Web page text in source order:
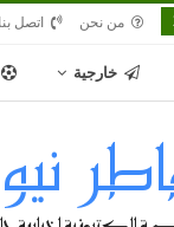
من نحن اتصل بنا
خارجية